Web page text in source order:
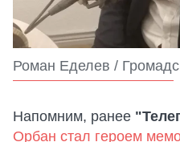
Роман Еделев /
Напомним, ранее
Орбан стал героем